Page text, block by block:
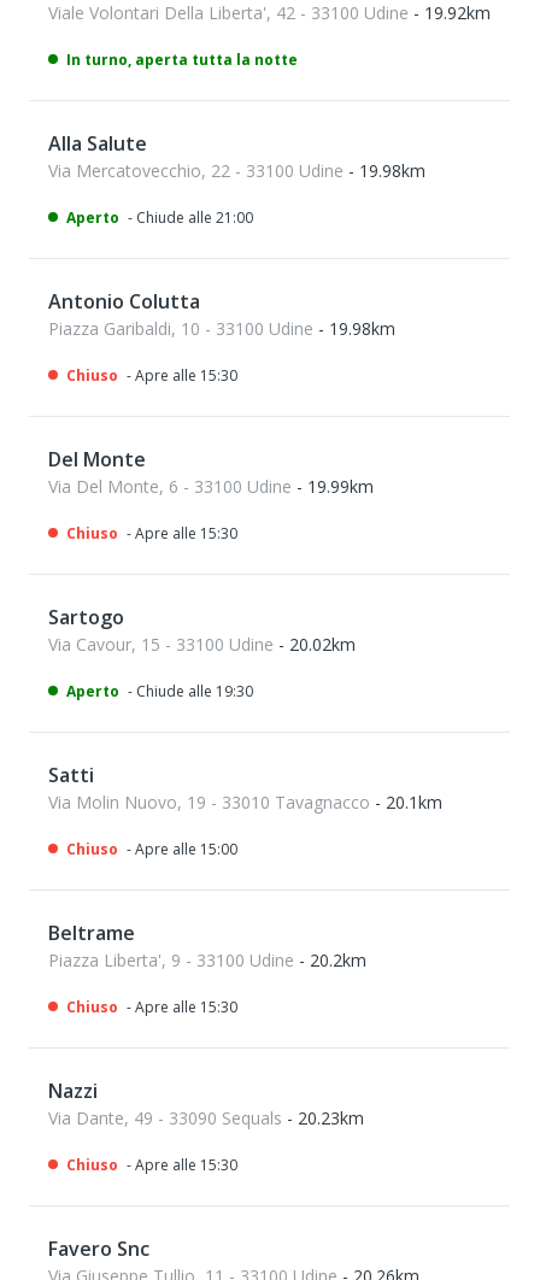
Viale Volontari Della Liberta', 42 - 33100 Udine - 19.92km
In turno, aperta tutta la notte
Alla Salute
Via Mercatovecchio, 22 - 33100 Udine - 19.98km
Aperto - Chiude alle 21:00
Antonio Colutta
Piazza Garibaldi, 10 - 33100 Udine - 19.98km
Chiuso - Apre alle 15:30
Del Monte
Via Del Monte, 6 - 33100 Udine - 19.99km
Chiuso - Apre alle 15:30
Sartogo
Via Cavour, 15 - 33100 Udine - 20.02km
Aperto - Chiude alle 19:30
Satti
Via Molin Nuovo, 19 - 33010 Tavagnacco - 20.1km
Chiuso - Apre alle 15:00
Beltrame
Piazza Liberta', 9 - 33100 Udine - 20.2km
Chiuso - Apre alle 15:30
Nazzi
Via Dante, 49 - 33090 Sequals - 20.23km
Chiuso - Apre alle 15:30
Favero Snc